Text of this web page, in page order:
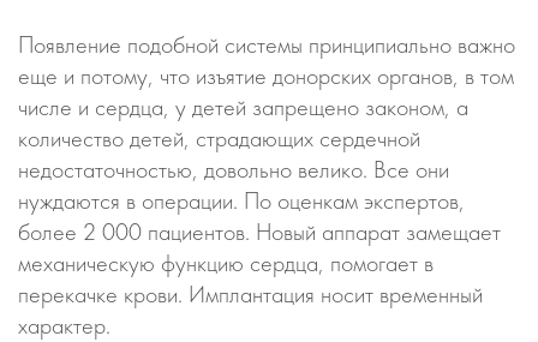
Появление подобной системы принципиально важно
еще и потому, что изъятие донорских органов, в том
числе и сердца, у детей запрещено законом, а
количество детей, страдающих сердечной
недостаточностью, довольно велико. Все они
нуждаются в операции. По оценкам экспертов,
более 2 000 пациентов. Новый аппарат замещает
механическую функцию сердца, помогает в
перекачке крови. Имплантация носит временный
характер.